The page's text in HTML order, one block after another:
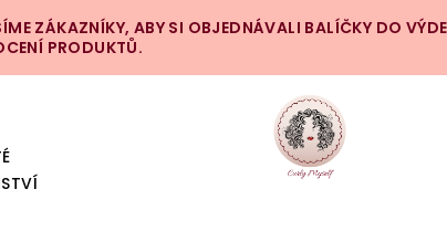
ZÁKAZNÍKY, ABY SI OBJEDNÁVALI BALÍČKY DO
PRODUKTŮ.